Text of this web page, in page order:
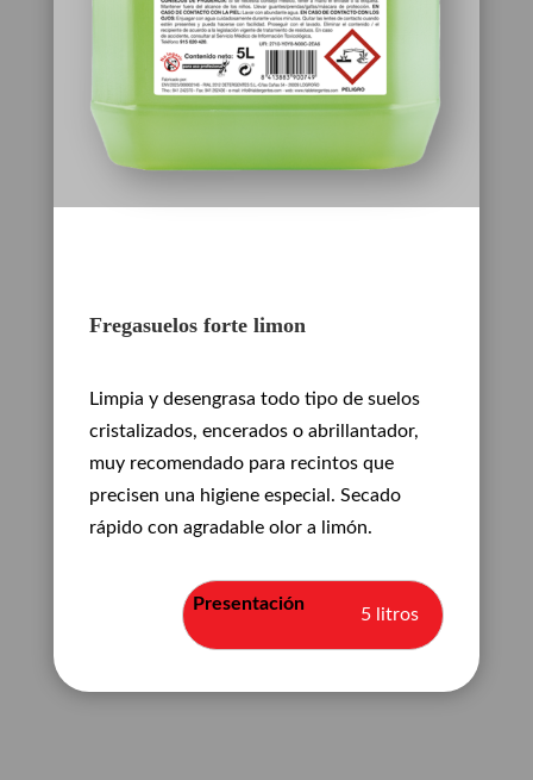
Fregasuelos forte limon
Limpia y desengrasa todo tipo de suelos
cristalizados, encerados o abrillantador,
muy recomendado para recintos que
precisen una higiene especial. Secado
rápido con agradable olor a limón.
5 litros